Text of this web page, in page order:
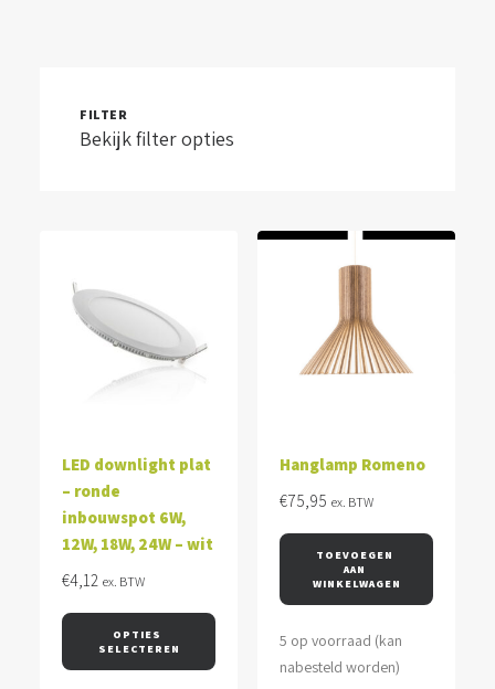
FILTER
Bekijk filter opties
LED downlight plat
– ronde
inbouwspot 6W,
12W, 18W, 24W – wit
€4,12 ex. BTW
OPTIES
SELECTEREN
Hanglamp Romeno
€75,95 ex. BTW
TOEVOEGEN
AAN
WINKELWAGEN
5 op voorraad (kan
nabesteld worden)